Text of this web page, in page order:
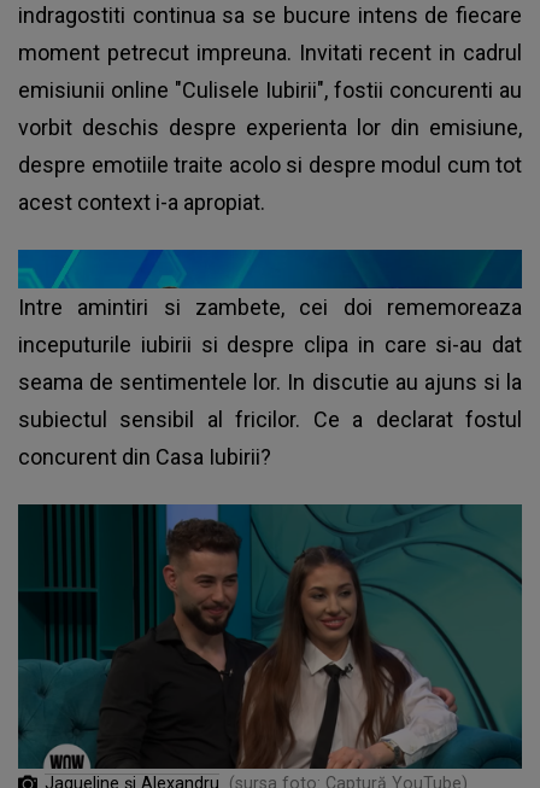
indragostiti continua sa se bucure intens de fiecare
moment petrecut impreuna. Invitati recent in cadrul
emisiunii online "Culisele Iubirii", fostii concurenti au
vorbit deschis despre experienta lor din emisiune,
despre emotiile traite acolo si despre modul cum tot
acest context i-a apropiat.
Intre amintiri si zambete, cei doi rememoreaza
inceputurile iubirii si despre clipa in care si-au dat
seama de sentimentele lor. In discutie au ajuns si la
subiectul sensibil al fricilor. Ce a declarat fostul
concurent din Casa Iubirii?
Jaqueline și Alexandru (sursa foto: Captură YouTube)